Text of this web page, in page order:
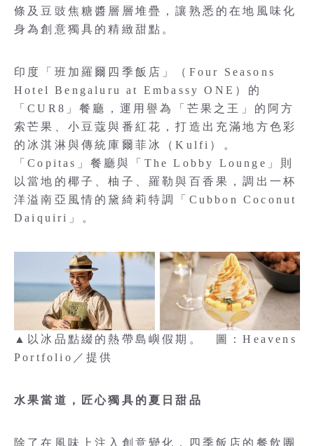
條及豆豉焦糖醬層層堆疊，讓熟悉的在地風味化
身為創意獨具的精緻甜點。
印度「班加羅爾四季飯店」（Four Seasons
Hotel Bengaluru at Embassy ONE）的
「CUR8」餐廳，運用譽為「芒果之王」的阿方
索芒果、小豆蔻與番紅花，打造出充滿地方色彩
的冰淇淋與傳統庫爾菲冰（Kulfi）。
「Copitas」餐廳與「The Lobby Lounge」則
以當地的椰子、柚子、羅勒與百香果，調出一杯
洋溢南亞風情的黛綺莉特調「Cubbon Coconut
Daiquiri」。
▲以冰品點綴的熱帶島嶼假期。 圖：Heavens
Portfolio／提供
水果當道，匠心獨具的夏日甜品
除了在風味上注入創意變化，四季飯店的餐飲團